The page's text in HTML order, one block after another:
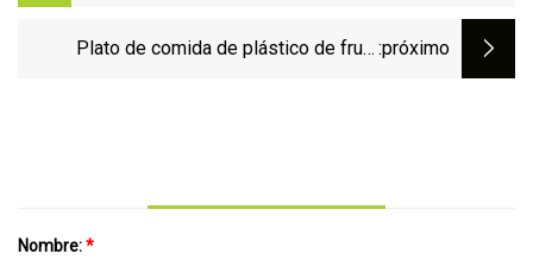
de plástico
Plato de comida de plástico de fruta :próximo
Nombre:*